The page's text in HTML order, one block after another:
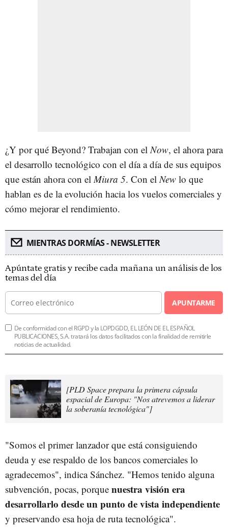
¿Y por qué Beyond? Trabajan con elNow, el ahora para
el desarrollo tecnológico con el día a día de sus equipos
que están ahora con elMiura 5. Con elNew lo que
hablan es de la evolución hacia los vuelos comerciales y
cómo mejorar el rendimiento.
MIENTRAS DORMÍAS - NEWSLETTER
Apúntate gratis y recibe cada mañana un análisis de los
temas del día
APUNTARME
De conformidad con el RGPD y la LOPDGDD, EL LEÓN DE EL ESPAÑOL
PUBLICACIONES, S.A. tratará los datos facilitados con la finalidad de remitirle
noticias de actualidad.
[PLD Space prepara la primera cápsula
espacial de Europa: "Nos atrevemos a liderar
la soberanía tecnológica"]
"Somos el primer lanzador que está consiguiendo
deuda y ese respaldo de los bancos comerciales lo
agradecemos", indica Sánchez. "Hemos tenido alguna
subvención, pocas, porque nuestra visión era
desarrollarlo desde un punto de vista independiente
y preservando esa hoja de ruta tecnológica".